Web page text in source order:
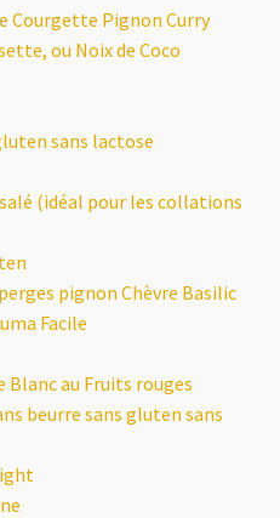
Courgette Pignon Curry
ou Noix de Coco
sans lactose
(idéal pour les collations
pignon Chèvre Basilic
Facile
Blanc au Fruits rouges
beurre sans gluten sans